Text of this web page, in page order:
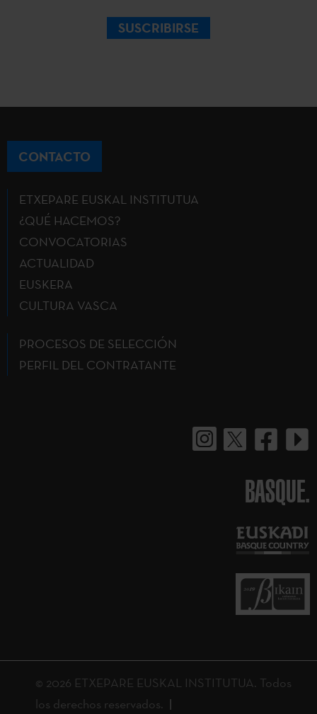
SUSCRIBIRSE
CONTACTO
ETXEPARE EUSKAL INSTITUTUA
¿QUÉ HACEMOS?
CONVOCATORIAS
ACTUALIDAD
EUSKERA
CULTURA VASCA
PROCESOS DE SELECCIÓN
PERFIL DEL CONTRATANTE
BASQUE.
© 2026 ETXEPARE EUSKAL INSTITUTUA. Todos
los derechos reservados.